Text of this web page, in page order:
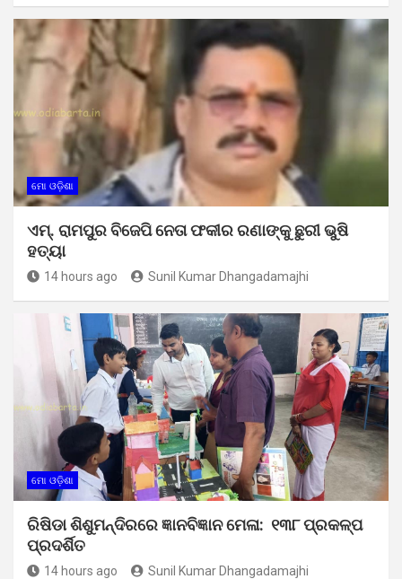
ମୋ ଓଡ଼ିଶା
ଏମ୍. ରାମପୁର ବିଜେପି ନେତା ଫକୀର ରଣାଙ୍କୁ ଛୁରୀ ଭୁଷି
ହତ୍ୟା
14 hours ago Sunil Kumar Dhangadamajhi
ମୋ ଓଡ଼ିଶା
ରିଷିଡା ଶିଶୁମନ୍ଦିରରେ ଜ୍ଞାନବିଜ୍ଞାନ ମେଳା: ୧୩୮ ପ୍ରକଳ୍ପ
ପ୍ରଦର୍ଶିତ
14 hours ago Sunil Kumar Dhangadamajhi